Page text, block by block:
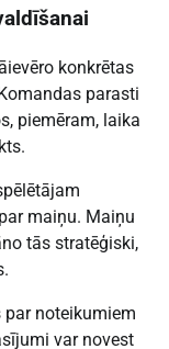
konkrētas
parasti
piemēram, laika
maiņu. Maiņu
tās stratēģiski,
noteikumiem
var novest